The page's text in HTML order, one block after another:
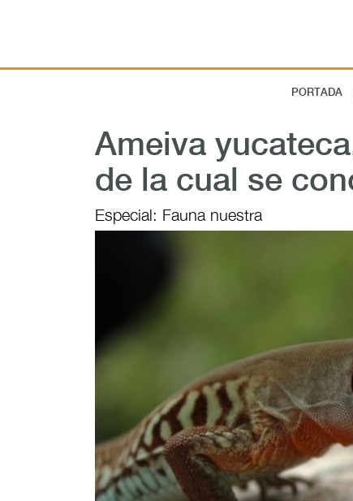
PORTADA
Ameiva
de la cual se
Especial: Fauna nuestra